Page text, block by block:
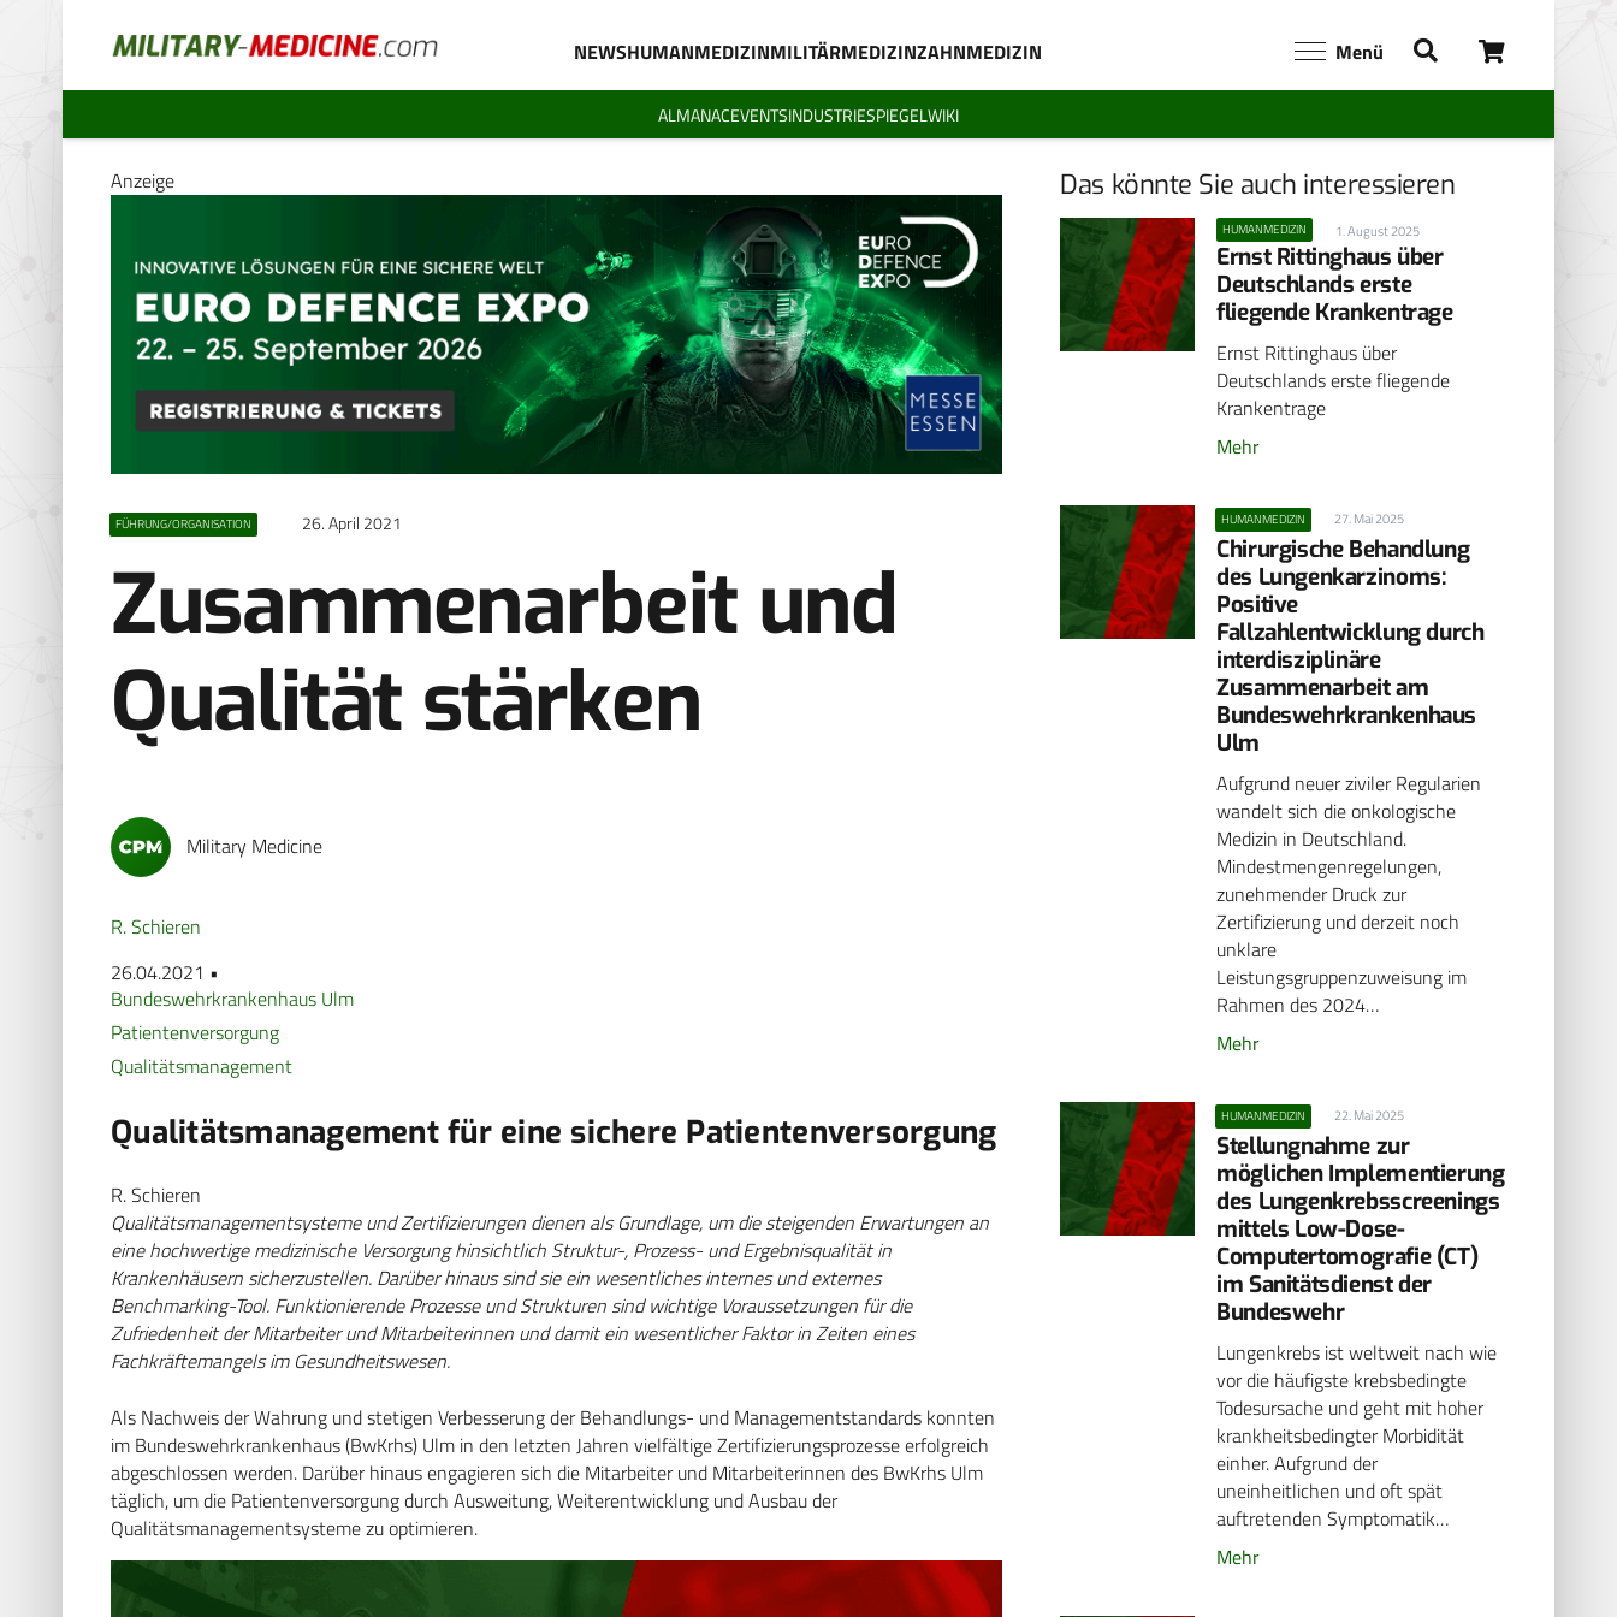
NEWSHUMANMEDIZINMILITÄRMEDIZINZAHNMEDIZIN Menü
ALMANACEVENTSINDUSTRIESPIEGELWIKI
Anzeige
FÜHRUNG/ORGANISATION 26. April 2021
Zusammenarbeit und
Qualität stärken
Military Medicine
R. Schieren
26.04.2021 •
Bundeswehrkrankenhaus Ulm
Patientenversorgung
Qualitätsmanagement
Qualitätsmanagement für eine sichere Patientenversorgung
R. Schieren
Qualitätsmanagementsysteme und Zertifizierungen dienen als Grundlage, um die steigenden Erwartungen an
eine hochwertige medizinische Versorgung hinsichtlich Struktur-, Prozess- und Ergebnisqualität in
Krankenhäusern sicherzustellen. Darüber hinaus sind sie ein wesentliches internes und externes
Benchmarking-Tool. Funktionierende Prozesse und Strukturen sind wichtige Voraussetzungen für die
Zufriedenheit der Mitarbeiter und Mitarbeiterinnen und damit ein wesentlicher Faktor in Zeiten eines
Fachkräftemangels im Gesundheitswesen.
Als Nachweis der Wahrung und stetigen Verbesserung der Behandlungs- und Managementstandards konnten
im Bundeswehrkrankenhaus (BwKrhs) Ulm in den letzten Jahren vielfältige Zertifizierungsprozesse erfolgreich
abgeschlossen werden. Darüber hinaus engagieren sich die Mitarbeiter und Mitarbeiterinnen des BwKrhs Ulm
täglich, um die Patientenversorgung durch Ausweitung, Weiterentwicklung und Ausbau der
Qualitätsmanagementsysteme zu optimieren.
Das könnte Sie auch interessieren
HUMANMEDIZIN 1. August 2025
Ernst Rittinghaus über
Deutschlands erste
fliegende Krankentrage
Ernst Rittinghaus über
Deutschlands erste fliegende
Krankentrage
Mehr
HUMANMEDIZIN 27. Mai 2025
Chirurgische Behandlung
des Lungenkarzinoms:
Positive
Fallzahlentwicklung durch
interdisziplinäre
Zusammenarbeit am
Bundeswehrkrankenhaus
Ulm
Aufgrund neuer ziviler Regularien
wandelt sich die onkologische
Medizin in Deutschland.
Mindestmengenregelungen,
zunehmender Druck zur
Zertifizierung und derzeit noch
unklare
Leistungsgruppenzuweisung im
Rahmen des 2024…
Mehr
HUMANMEDIZIN 22. Mai 2025
Stellungnahme zur
möglichen Implementierung
des Lungenkrebsscreenings
mittels Low-Dose-
Computertomografie (CT)
im Sanitätsdienst der
Bundeswehr
Lungenkrebs ist weltweit nach wie
vor die häufigste krebsbedingte
Todesursache und geht mit hoher
krankheitsbedingter Morbidität
einher. Aufgrund der
uneinheitlichen und oft spät
auftretenden Symptomatik…
Mehr